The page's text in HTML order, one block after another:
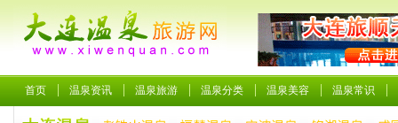
首页 温泉资讯 温泉旅游 温泉分类 温泉美容 温泉常识